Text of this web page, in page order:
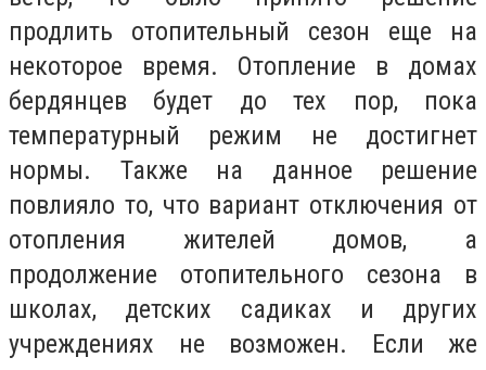
продлить отопительный сезон еще на
некоторое время. Отопление в домах
бердянцев будет до тех пор, пока
температурный режим не достигнет
нормы. Также на данное решение
повлияло то, что вариант отключения от
отопления жителей домов, а
продолжение отопительного сезона в
школах, детских садиках и других
учреждениях не возможен. Если же